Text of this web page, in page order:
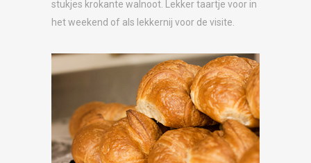
stukjes krokante walnoot. Lekker taartje voor in
het weekend of als lekkernij voor de visite.